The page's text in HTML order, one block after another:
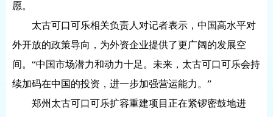
愿。
太古可口可乐相关负责人对记者表示，中国高水平对
外开放的政策导向，为外资企业提供了更广阔的发展空
间。“中国市场潜力和动力十足。未来，太古可口可乐会持
续加码在中国的投资，进一步加强营运能力。”
郑州太古可口可乐扩容重建项目正在紧锣密鼓地进